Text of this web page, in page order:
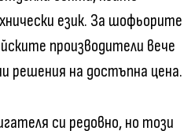
език. За шофьорите
производители вече
решения на достъпна цена.
си редовно, но този